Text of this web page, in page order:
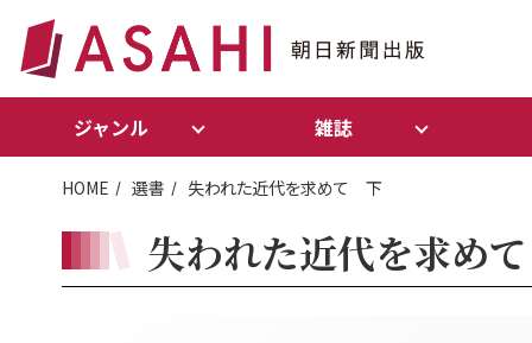
ジャンル 雑誌
HOME 選書 失われた近代を求めて 下
失われた近代を求め